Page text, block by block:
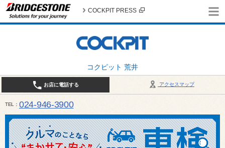
コクピット 荒井
COCKPIT PRESS
アクセスマップ
お店に電話する
TEL 024-946-3900
平日 9:30～19:00 日・祝日 9:30～18:00 / 定休日：毎週火曜日・繁忙期（4月・12月）を除
ご確認ください。